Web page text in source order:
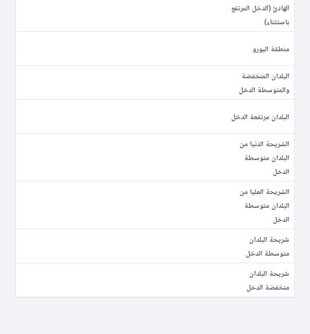
الهادئ (الدخل المرتفع
باستثناء)
منطقة اليورو
البلدان المنخفضة
والمتوسطة الدخل
البلدان مرتفعة الدخل
الشريحة الدنيا من
البلدان متوسطة
الدخل
الشريحة العليا من
البلدان متوسطة
الدخل
شريحة البلدان
متوسطة الدخل
شريحة البلدان
منخفضة الدخل